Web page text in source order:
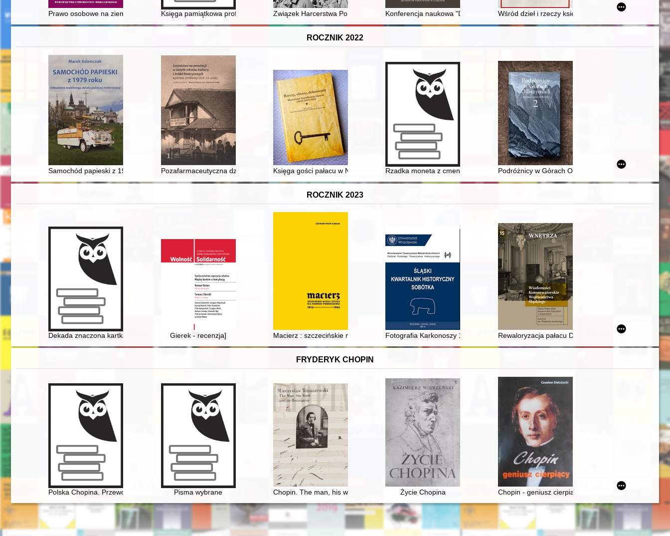
Prawo osobowe na ziemiach polskich wcielonych do Rzeszy Niemieckiej podczas drugiej wojny światowej = Personal law on Polish territory incorporated to the German Reich during the second
Księga pamiątkowa profesora Stanisława Urbańczyka w 110. rocznicę urodzin
Związek Harcerstwa Polskiego w kraju w latach 1945-1950Konferencja naukowa "Dziedzictwo archiwalne Lublina i Lubelszczyzny. Ludzie,
Wśród dzieł i rzeczy księżnej Izabeli Czartoryskiej :
ROCZNIK 2022
Samochód papieski z 1979 roku : odbudowa wybitnego dzieła polskiej motoryzacji
Pozafarmaceutyczna działalność zarobkowa prowincjonalnych aptekarzy z terenu pruskiej Prowincji Poznańskiej : na podstawie tomu drugiego "Materjałów do
Księga gości pałacu w Nakle : pisanie i czytanie miejscaRzadka moneta z cmentarzyska wczesnośredniowiecznego w Robertowie, gm. Brudzeń
Podróżnicy w Górach Olbrzymich : antologia tekstów
ROCZNIK 2023
Dekada znaczona kartkami : Polacy i reglamentacja kartkowa w latach 80. XX w
Gierek - recenzja] Macierz : szczecińskie muzea i sztuka dla nowego Pomorzanina 1910-1945
Fotografia Karkonoszy 1860-1945 - recenzja]Rewaloryzacja pałacu Donnersmarcków w
FRYDERYK CHOPIN
Polska Chopina. Przewodnik po miejscach związanych z pobytem kompozytora
Pisma wybrane Chopin. The man, his work and its resonanceŻycie Chopina Chopin - geniusz cierpiący